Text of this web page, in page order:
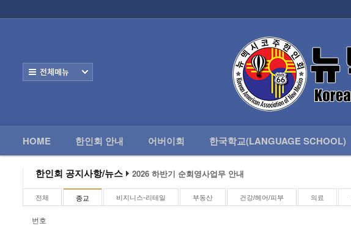
HOME 한인회 안내 어버이회 한국학교(LANGUAGE SCHOOL)
한인회 공지사항/뉴스
2026 하반기 순회영사업무 안내
왕과 사는 남자 앨버커키에서 영화 상영합니다.
알버커키 감리교회 부흥회 조영진 목사님
전체 종교 비지니스-리테일 부동산 건강/헤어/피부 의료
번호
한인회 안내
정보/생활/건강
Contacts